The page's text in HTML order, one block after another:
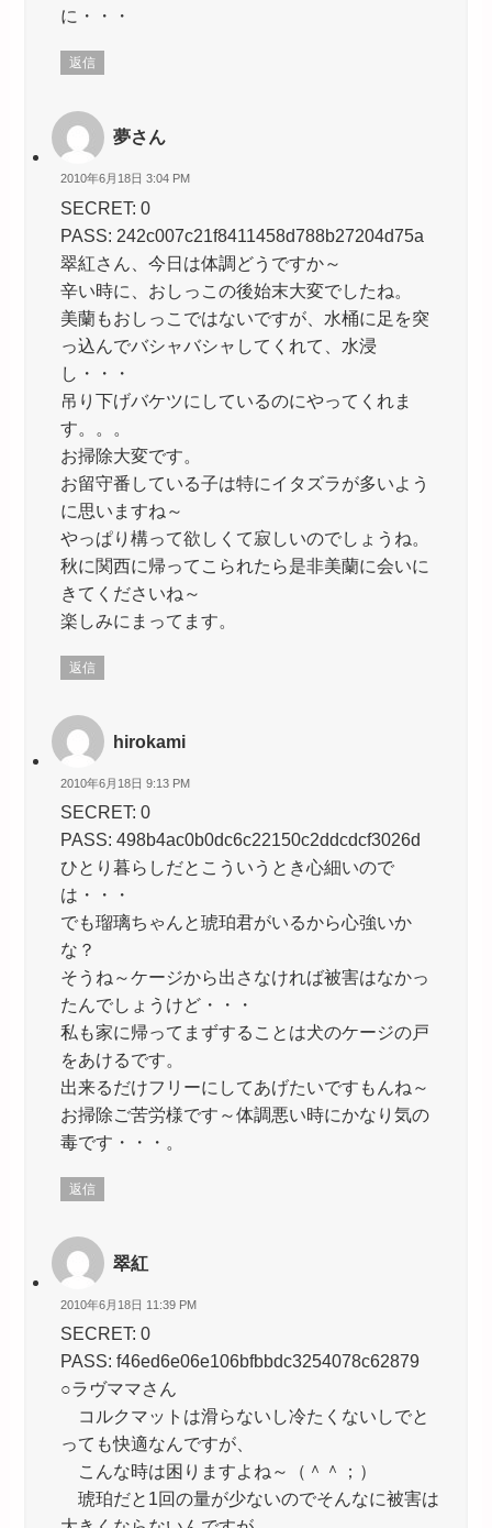
に・・・
返信
夢さん
2010年6月18日 3:04 PM
SECRET: 0
PASS: 242c007c21f8411458d788b27204d75a
翠紅さん、今日は体調どうですか～
辛い時に、おしっこの後始末大変でしたね。
美蘭もおしっこではないですが、水桶に足を突
っ込んでバシャバシャしてくれて、水浸
し・・・
吊り下げバケツにしているのにやってくれま
す。。。
お掃除大変です。
お留守番している子は特にイタズラが多いよう
に思いますね～
やっぱり構って欲しくて寂しいのでしょうね。
秋に関西に帰ってこられたら是非美蘭に会いに
きてくださいね～
楽しみにまってます。
返信
hirokami
2010年6月18日 9:13 PM
SECRET: 0
PASS: 498b4ac0b0dc6c22150c2ddcdcf3026d
ひとり暮らしだとこういうとき心細いので
は・・・
でも瑠璃ちゃんと琥珀君がいるから心強いか
な？
そうね～ケージから出さなければ被害はなかっ
たんでしょうけど・・・
私も家に帰ってまずすることは犬のケージの戸
をあけるです。
出来るだけフリーにしてあげたいですもんね～
お掃除ご苦労様です～体調悪い時にかなり気の
毒です・・・。
返信
翠紅
2010年6月18日 11:39 PM
SECRET: 0
PASS: f46ed6e06e106bfbbdc3254078c62879
○ラヴママさん
コルクマットは滑らないし冷たくないしでと
っても快適なんですが、
こんな時は困りますよね～（＾＾；）
琥珀だと1回の量が少ないのでそんなに被害は